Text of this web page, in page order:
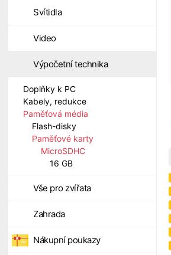
Svítidla
Video
Výpočetní technika
Doplňky k PC
Kabely, redukce
Paměťová média
Flash-disky
Paměťové karty
MicroSDHC
16 GB
Vše pro zvířata
Zahrada
Nákupní poukazy